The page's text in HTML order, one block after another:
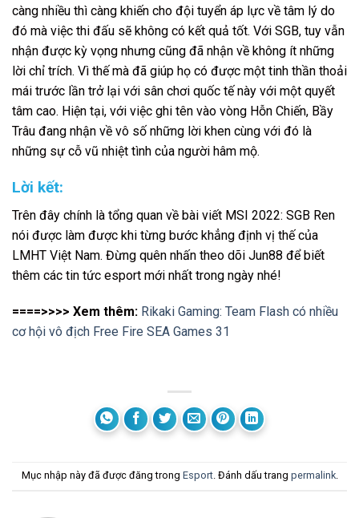
càng nhiều thì càng khiến cho đội tuyển áp lực về tâm lý do
đó mà việc thi đấu sẽ không có kết quả tốt. Với SGB, tuy vẫn
nhận được kỳ vọng nhưng cũng đã nhận về không ít những
lời chỉ trích. Vì thế mà đã giúp họ có được một tinh thần thoải
mái trước lần trở lại với sân chơi quốc tế này với một quyết
tâm cao. Hiện tại, với việc ghi tên vào vòng Hỗn Chiến, Bầy
Trâu đang nhận về vô số những lời khen cùng với đó là
những sự cỗ vũ nhiệt tình của người hâm mộ.
Lời kết:
Trên đây chính là tổng quan về bài viết MSI 2022: SGB Ren
nói được làm được khi từng bước khẳng định vị thế của
LMHT Việt Nam. Đừng quên nhấn theo dõi Jun88 để biết
thêm các tin tức esport mới nhất trong ngày nhé!
====>>>> Xem thêm: Rikaki Gaming: Team Flash có nhiều
cơ hội vô địch Free Fire SEA Games 31
Mục nhập này đã được đăng trong Esport. Đánh dấu trang permalink.